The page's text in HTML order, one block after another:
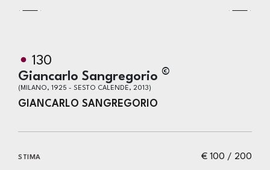
130
Giancarlo Sangregorio ©
(MILANO, 1925 - SESTO CALENDE, 2013)
GIANCARLO SANGREGORIO
€ 100 / 200
STIMA